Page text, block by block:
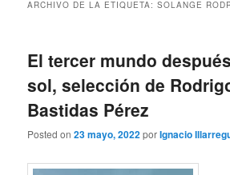
ARCHIVO DE LA ETIQUETA:SOLANGE
El tercer mundo
sol, selección de
Bastidas Pérez
Posted on23 mayo, 2022porIgnacio